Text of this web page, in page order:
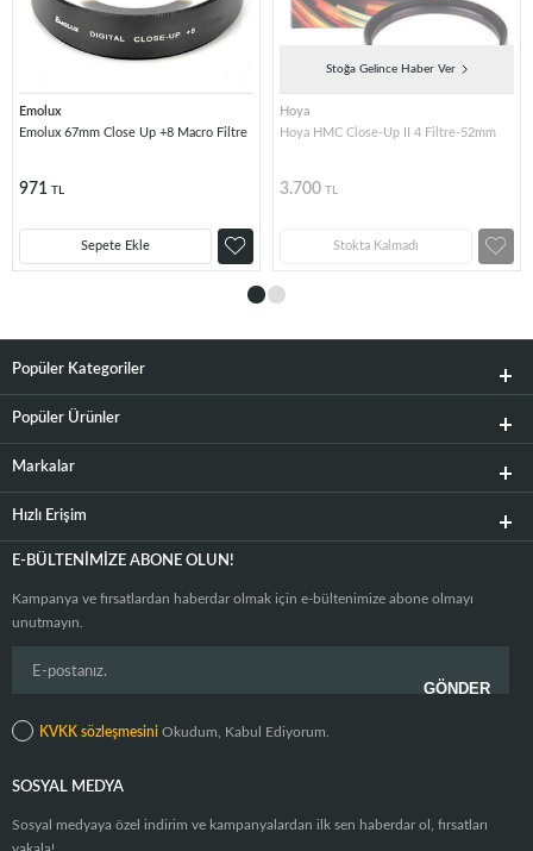
Emolux
Emolux 67mm Close Up +8 Macro Filtre
971 TL
Sepete Ekle
Stoğa Gelince Haber Ver
Hoya
Hoya HMC Close-Up II 4 Filtre-52mm
3.700 TL
Stokta Kalmadı
Popüler Kategoriler
Popüler Ürünler
Markalar
Hızlı Erişim
E-BÜLTENIMIZE ABONE OLUN!
Kampanya ve fırsatlardan haberdar olmak için e-bültenimize abone olmayı
unutmayın.
KVKK sözleşmesini Okudum, Kabul Ediyorum.
SOSYAL MEDYA
Sosyal medyaya özel indirim ve kampanyalardan ilk sen haberdar ol, fırsatları